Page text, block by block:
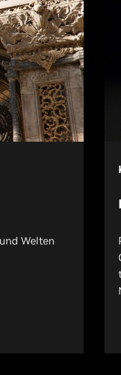
Welten